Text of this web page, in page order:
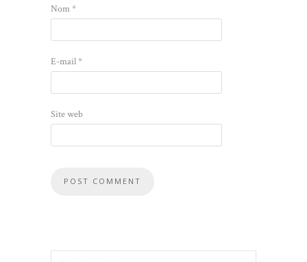
Nom*
E-mail*
Site web